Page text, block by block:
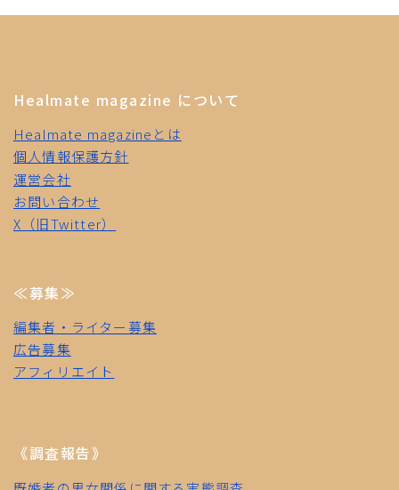
Healmate magazine について
Healmate magazineとは
個人情報保護方針
運営会社
お問い合わせ
X（旧Twitter）
≪募集≫
編集者・ライター募集
広告募集
アフィリエイト
《調査報告》